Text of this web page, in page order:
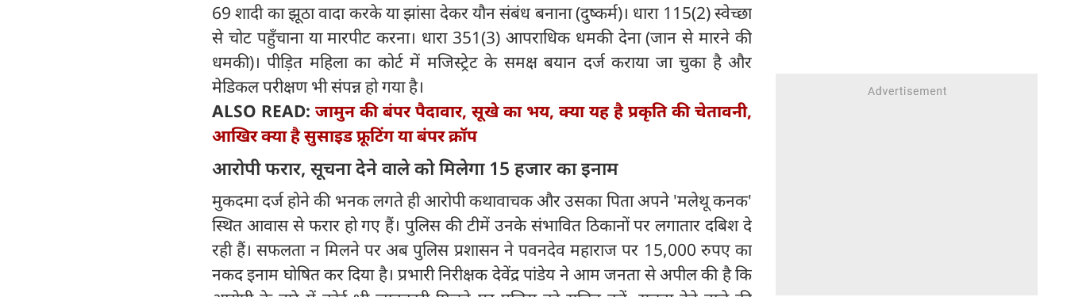
69 शादी का झूठा वादा करके या झांसा देकर यौन संबंध बनाना (दुष्कर्म)। धारा 115(2) स्वेच्छा
से चोट पहुँचाना या मारपीट करना। धारा 351(3) आपराधिक धमकी देना (जान से मारने की
धमकी)। पीड़ित महिला का कोर्ट में मजिस्ट्रेट के समक्ष बयान दर्ज कराया जा चुका है और
मेडिकल परीक्षण भी संपन्न हो गया है।
ALSO READ: जामुन की बंपर पैदावार, सूखे का भय, क्या यह है प्रकृति की चेतावनी,
आखिर क्या है सुसाइड फ्रूटिंग या बंपर क्रॉप
आरोपी फरार, सूचना देने वाले को मिलेगा 15 हजार का इनाम
​मुकदमा दर्ज होने की भनक लगते ही आरोपी कथावाचक और उसका पिता अपने 'मलेथू कनक'
स्थित आवास से फरार हो गए हैं। पुलिस की टीमें उनके संभावित ठिकानों पर लगातार दबिश दे
रही हैं। ​सफलता न मिलने पर अब पुलिस प्रशासन ने पवनदेव महाराज पर 15,000 रुपए का
नकद इनाम घोषित कर दिया है। प्रभारी निरीक्षक देवेंद्र पांडेय ने आम जनता से अपील की है कि